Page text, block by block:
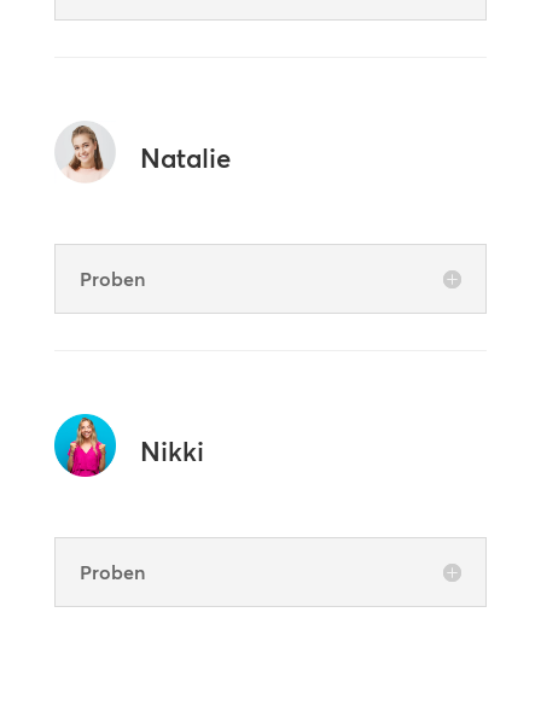
Natalie
Proben
Nikki
Proben